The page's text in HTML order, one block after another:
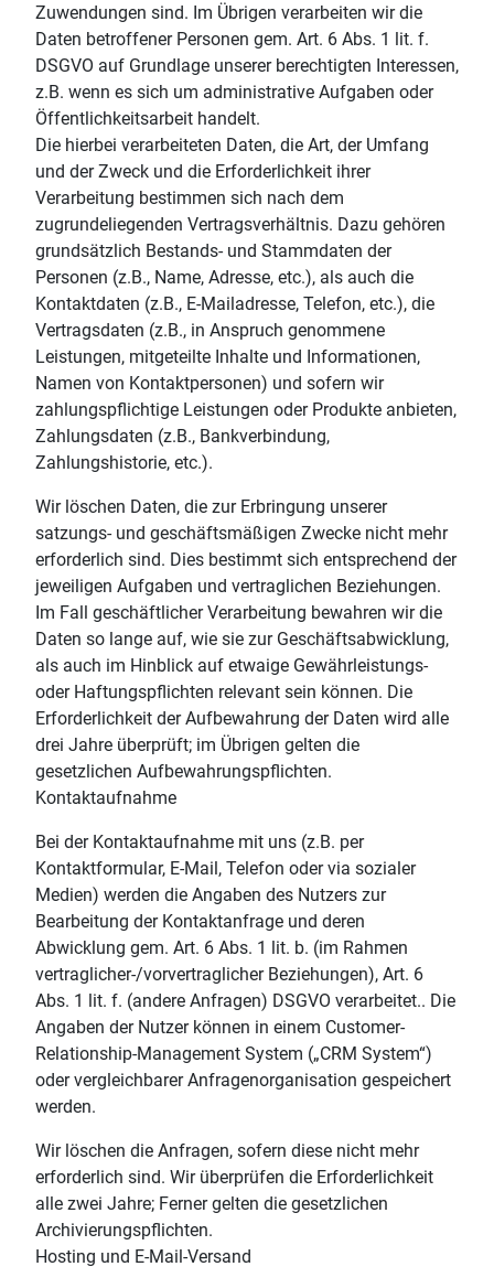
Zuwendungen sind. Im Übrigen verarbeiten wir die
Daten betroffener Personen gem. Art. 6 Abs. 1 lit. f.
DSGVO auf Grundlage unserer berechtigten Interessen,
z.B. wenn es sich um administrative Aufgaben oder
Öffentlichkeitsarbeit handelt.
Die hierbei verarbeiteten Daten, die Art, der Umfang
und der Zweck und die Erforderlichkeit ihrer
Verarbeitung bestimmen sich nach dem
zugrundeliegenden Vertragsverhältnis. Dazu gehören
grundsätzlich Bestands- und Stammdaten der
Personen (z.B., Name, Adresse, etc.), als auch die
Kontaktdaten (z.B., E-Mailadresse, Telefon, etc.), die
Vertragsdaten (z.B., in Anspruch genommene
Leistungen, mitgeteilte Inhalte und Informationen,
Namen von Kontaktpersonen) und sofern wir
zahlungspflichtige Leistungen oder Produkte anbieten,
Zahlungsdaten (z.B., Bankverbindung,
Zahlungshistorie, etc.).
Wir löschen Daten, die zur Erbringung unserer
satzungs- und geschäftsmäßigen Zwecke nicht mehr
erforderlich sind. Dies bestimmt sich entsprechend der
jeweiligen Aufgaben und vertraglichen Beziehungen.
Im Fall geschäftlicher Verarbeitung bewahren wir die
Daten so lange auf, wie sie zur Geschäftsabwicklung,
als auch im Hinblick auf etwaige Gewährleistungs-
oder Haftungspflichten relevant sein können. Die
Erforderlichkeit der Aufbewahrung der Daten wird alle
drei Jahre überprüft; im Übrigen gelten die
gesetzlichen Aufbewahrungspflichten.
Kontaktaufnahme
Bei der Kontaktaufnahme mit uns (z.B. per
Kontaktformular, E-Mail, Telefon oder via sozialer
Medien) werden die Angaben des Nutzers zur
Bearbeitung der Kontaktanfrage und deren
Abwicklung gem. Art. 6 Abs. 1 lit. b. (im Rahmen
vertraglicher-/vorvertraglicher Beziehungen), Art. 6
Abs. 1 lit. f. (andere Anfragen) DSGVO verarbeitet.. Die
Angaben der Nutzer können in einem Customer-
Relationship-Management System („CRM System“)
oder vergleichbarer Anfragenorganisation gespeichert
werden.
Wir löschen die Anfragen, sofern diese nicht mehr
erforderlich sind. Wir überprüfen die Erforderlichkeit
alle zwei Jahre; Ferner gelten die gesetzlichen
Archivierungspflichten.
Hosting und E-Mail-Versand